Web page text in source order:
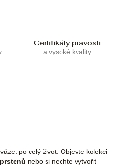
Certifikáty pravosti
a vysoké kvality
po celý život. Objevte kolekci
nebo si nechte vytvořit